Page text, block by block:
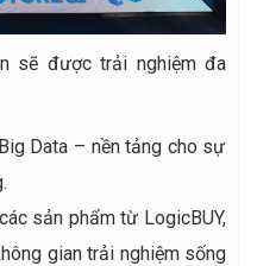
sẽ được trải nghiệm đa
Data – nền tảng cho sự
sản phẩm từ LogicBUY,
gian trải nghiệm sống